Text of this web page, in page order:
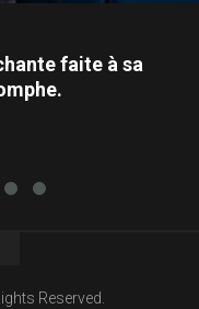
faite à sa
Reserved.